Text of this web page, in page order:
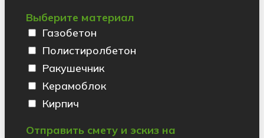
Выберите материал
Газобетон
Полистиролбетон
Ракушечник
Керамоблок
Кирпич
Отправить смету и эскиз на